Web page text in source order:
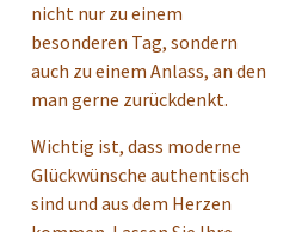
nicht nur zu einem
besonderen Tag, sondern
auch zu einem Anlass, an den
man gerne zurückdenkt.
Wichtig ist, dass moderne
Glückwünsche authentisch
sind und aus dem Herzen